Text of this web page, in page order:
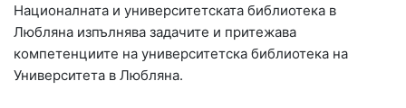
Националната и университетската библиотека в
Любляна изпълнява задачите и притежава
компетенциите на университетска библиотека на
Университета в Любляна.